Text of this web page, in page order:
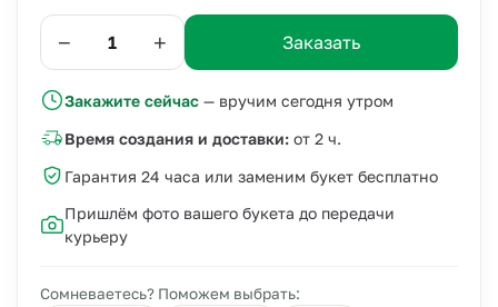
− + Заказать
Закажите сейчас — вручим сегодня утром
Время создания и доставки: от 2 ч.
Гарантия 24 часа или заменим букет бесплатно
Пришлём фото вашего букета до передачи
курьеру
Сомневаетесь? Поможем выбрать: